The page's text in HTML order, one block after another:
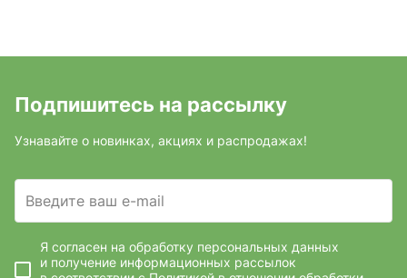
Подпишитесь на рассылку
Узнавайте о новинках, акциях и распродажах!
Введите ваш e-mail
Я согласен на обработку персональных данных
и получение информационных рассылок